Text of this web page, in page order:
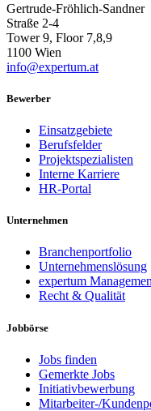
Gertrude-Fröhlich-Sandner
Straße 2-4
Tower 9, Floor 7,8,9
1100 Wien
info@expertum.at
Bewerber
Einsatzgebiete
Berufsfelder
Projektspezialisten
Interne Karriere
HR-Portal
Unternehmen
Branchenportfolio
Unternehmenslösung
expertum
Recht & Qualität
Jobbörse
Jobs finden
Gemerkte Jobs
Initiativbewerbung
Mitarbeiter-/